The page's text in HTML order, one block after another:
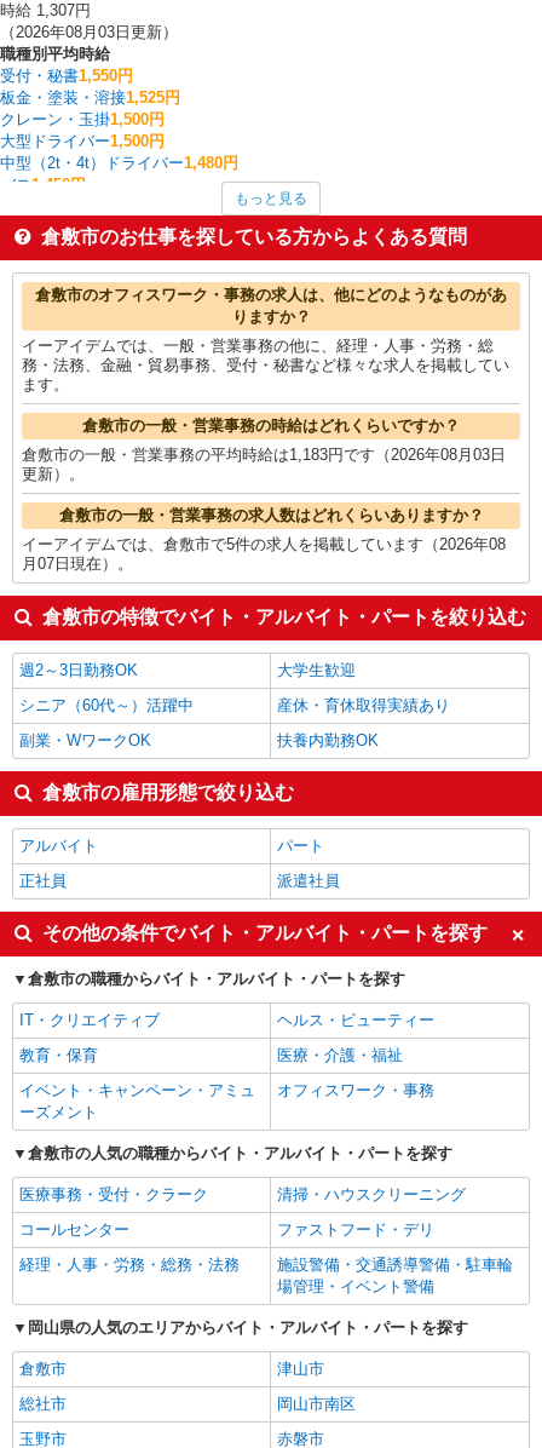
時給 1,307円
（2026年08月03日更新）
職種別平均時給
受付・秘書1,550円
板金・塗装・溶接1,525円
クレーン・玉掛1,500円
大型ドライバー1,500円
中型（2t・4t）ドライバー1,480円
バス 1,450円
看護師・保健師・看護助手・助産師1,438円
フォークリフト 1,427円
製造・組立・加工1,419円
倉敷市の他の職種の平均時給を見る
もっと見る
倉敷市のお仕事を探している方からよくある質問
倉敷市のオフィスワーク・事務の求人は、他にどのようなものがあ
りますか？
イーアイデムでは、一般・営業事務の他に、経理・人事・労務・総
務・法務、金融・貿易事務、受付・秘書など様々な求人を掲載してい
ます。
倉敷市の一般・営業事務の時給はどれくらいですか？
倉敷市の一般・営業事務の平均時給は1,183円です（2026年08月03日
更新）。
倉敷市の一般・営業事務の求人数はどれくらいありますか？
イーアイデムでは、倉敷市で5件の求人を掲載しています（2026年08
月07日現在）。
倉敷市の特徴でバイト・アルバイト・パートを絞り込む
週2～3日勤務OK
大学生歓迎
シニア（60代～）活躍中
産休・育休取得実績あり
副業・WワークOK
扶養内勤務OK
倉敷市の雇用形態で絞り込む
アルバイト
パート
正社員
派遣社員
その他の条件でバイト・アルバイト・パートを探す
倉敷市の職種からバイト・アルバイト・パートを探す
IT・クリエイティブ
ヘルス・ビューティー
教育・保育
医療・介護・福祉
イベント・キャンペーン・アミュ
ーズメント
オフィスワーク・事務
倉敷市の人気の職種からバイト・アルバイト・パートを探す
医療事務・受付・クラーク
清掃・ハウスクリーニング
コールセンター
ファストフード・デリ
経理・人事・労務・総務・法務
施設警備・交通誘導警備・駐車輪
場管理・イベント警備
岡山県の人気のエリアからバイト・アルバイト・パートを探す
倉敷市
津山市
総社市
岡山市南区
玉野市
赤磐市